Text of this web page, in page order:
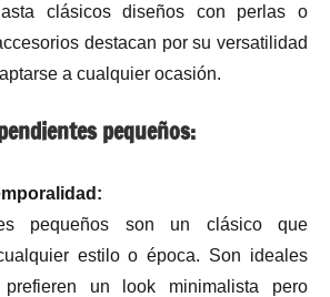
clásicos diseños con perlas o
destacan por su versatilidad
a cualquier ocasión.
pequeños:
pequeños son un clásico que
estilo o época. Son ideales
un look minimalista pero